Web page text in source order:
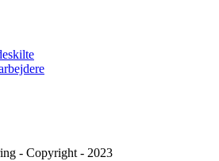
- Copyright - 2023